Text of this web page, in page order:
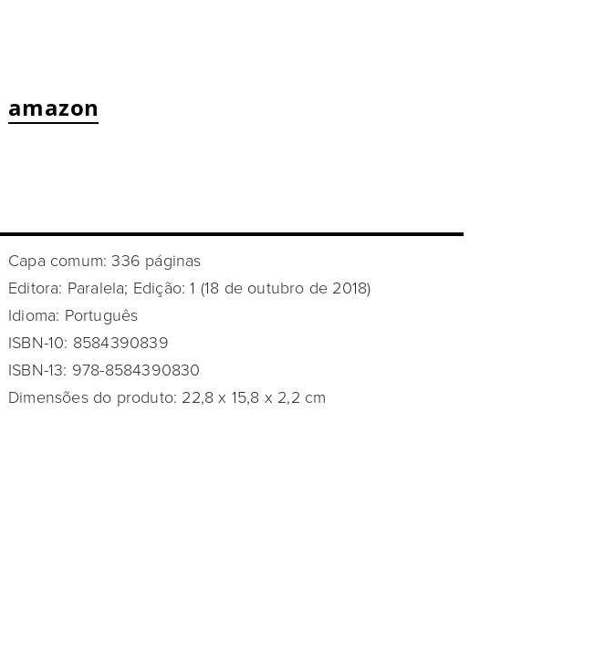
amazon
Capa comum: 336 páginas
Editora: Paralela; Edição: 1 (18 de outubro de 2018)
Idioma: Português
ISBN-10: 8584390839
ISBN-13: 978-8584390830
Dimensões do produto: 22,8 x 15,8 x 2,2 cm